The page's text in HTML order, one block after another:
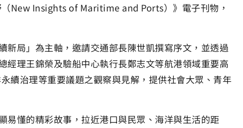
New Insights of Maritime and Ports）》電子刊物，
新局」為主軸，邀請交通部長陳世凱撰寫序文，並透過
理王錦榮及驗船中心執行長鄭志文等航港領域重要高
續治理等重要議題之觀察與見解，提供社會大眾、青年
懂的精彩故事，拉近港口與民眾、海洋與生活的距